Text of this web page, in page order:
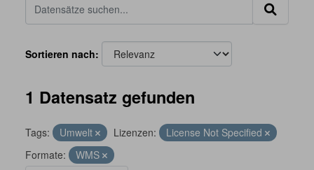
Sortieren nach
1 Datensatz gefunden
Tags: Umwelt Lizenzen:
License Not Specified
Formate:
WMS